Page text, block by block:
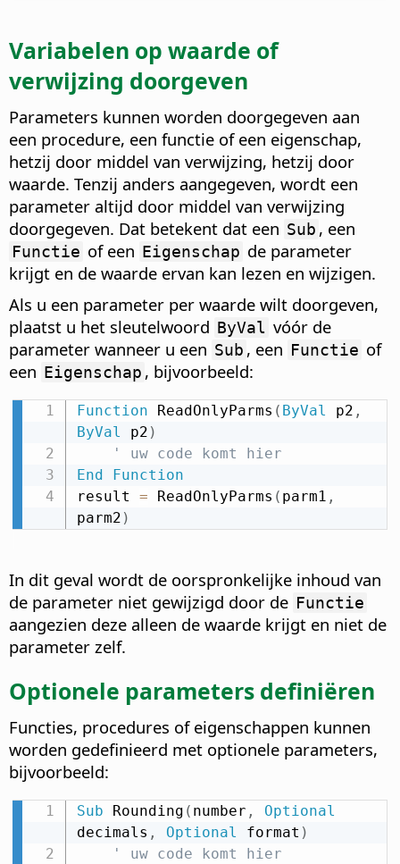
Variabelen op waarde of
verwijzing doorgeven
Parameters kunnen worden doorgegeven aan
een procedure, een functie of een eigenschap,
hetzij door middel van verwijzing, hetzij door
waarde. Tenzij anders aangegeven, wordt een
parameter altijd door middel van verwijzing
doorgegeven. Dat betekent dat een Sub , een
Functie of een Eigenschap de parameter
krijgt en de waarde ervan kan lezen en wijzigen.
Als u een parameter per waarde wilt doorgeven,
plaatst u het sleutelwoord ByVal vóór de
parameter wanneer u een Sub , een Functie of
een Eigenschap , bijvoorbeeld:
Function ReadOnlyParms ( ByVal p2 ,
ByVal p2 )
' uw code komt hier
End
Function
result = ReadOnlyParms ( parm1 ,
parm2 )
In dit geval wordt de oorspronkelijke inhoud van
de parameter niet gewijzigd door de Functie
aangezien deze alleen de waarde krijgt en niet de
parameter zelf.
Optionele parameters definiëren
Functies, procedures of eigenschappen kunnen
worden gedefinieerd met optionele parameters,
bijvoorbeeld:
Sub Rounding ( number ,
Optional
decimals , Optional format )
' uw code komt hier